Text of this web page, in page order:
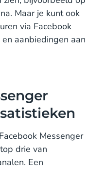
Maar je kunt ook
via Facebook
aanbiedingen aan
Messenger
drie van
Een